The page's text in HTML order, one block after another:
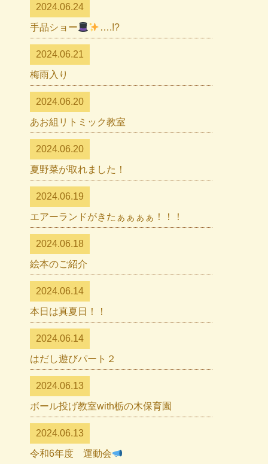
2024.06.24
手品ショー
….!?
2024.06.21
梅雨入り
2024.06.20
あお組リトミック教室
2024.06.20
夏野菜が取れました！
2024.06.19
エアーランドがきたぁぁぁぁ！！！
2024.06.18
絵本のご紹介
2024.06.14
本日は真夏日！！
2024.06.14
はだし遊びパート２
2024.06.13
ボール投げ教室with栃の木保育園
2024.06.13
令和6年度 運動会